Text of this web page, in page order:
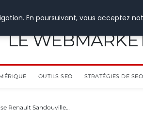
LE
OUTILS SEO STRATÉGIES DE SEO
Renault Sandouville…
En poursuivant, vous acceptez